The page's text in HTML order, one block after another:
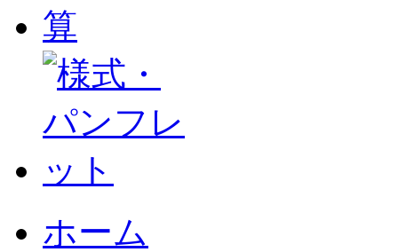
ホーム